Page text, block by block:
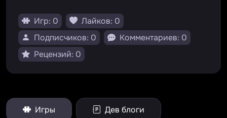
Игр: 0
Лайков: 0
Подписчиков: 0
Комментариев: 0
Рецензий: 0
Игры Дев блоги